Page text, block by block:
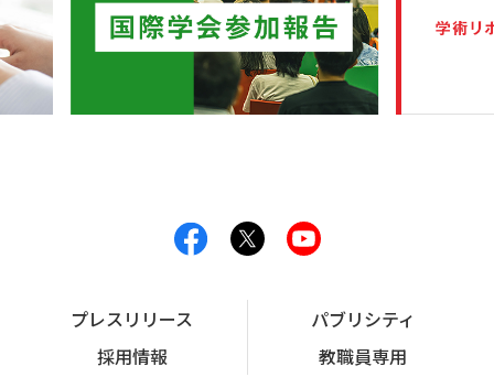
プレスリリース
パブリシティ
採用情報
教職員専用